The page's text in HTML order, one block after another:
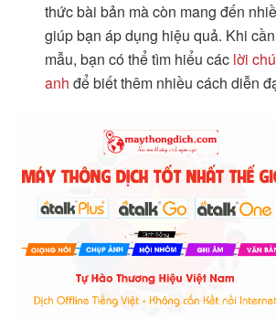
thức bài bản mà còn mang đến
giúp bạn áp dụng hiệu quả. Khi
mẫu, bạn có thể tìm hiểu các lời
anh để biết thêm nhiều cách diễn